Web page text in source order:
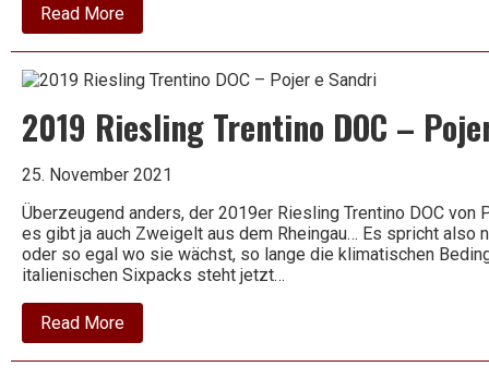
Read Moreabout
2010
Touriga
Tinto
–
de
Lemos
2019 Riesling Trentino DOC –
25. November 2021
Überzeugend anders, der 2019er Riesling Trentino DOC von
es gibt ja auch Zweigelt aus dem Rheingau… Es spricht also
oder so egal wo sie wächst, so lange die klimatischen
italienischen Sixpacks steht jetzt…
Read Moreabout
2019
Riesling